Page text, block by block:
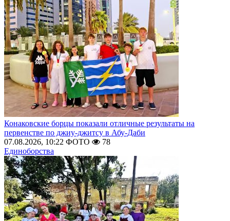
Конаковские борцы показали отличные результаты на
первенстве по джиу-джитсу в Абу-Даби
07.08.2026, 10:22 ФОТО
78
Единоборства